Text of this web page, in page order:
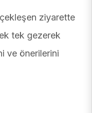
ziyarette
tek gezerek
ve önerilerini